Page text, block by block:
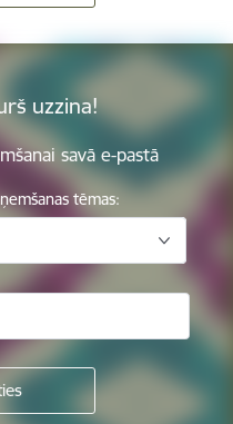
uzzina!
savā e-pastā
tēmas: